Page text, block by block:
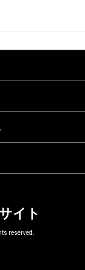
イト
reserved.